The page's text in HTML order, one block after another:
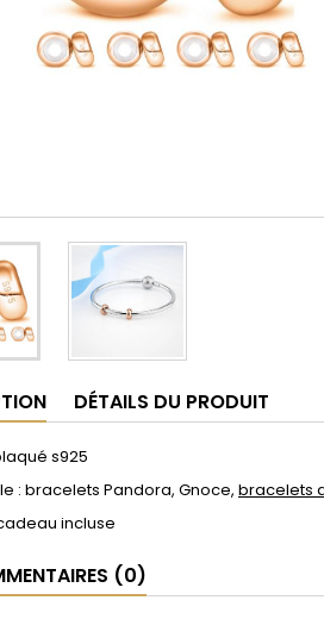
DÉTAILS DU PRODUIT
s925
: bracelets Pandora, Gnoce, bracelets
incluse
(0)